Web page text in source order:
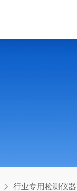
行业专用检测仪器